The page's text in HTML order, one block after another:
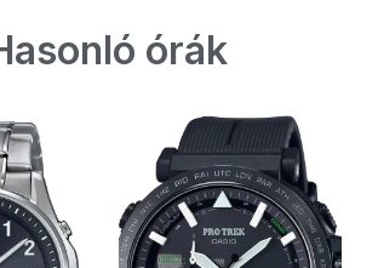
órák